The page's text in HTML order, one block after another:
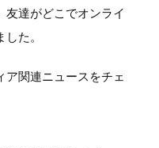
友達がどこでオンライ
た。
ア関連ニュースをチェ